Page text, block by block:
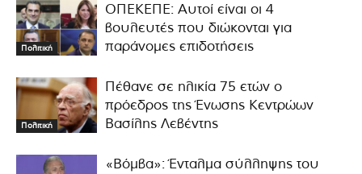
Πολιτική
ΟΠΕΚΕΠΕ: Αυτοί είναι οι 4
βουλευτές που διώκονται για
παράνομες επιδοτήσεις
Πολιτική
Πέθανε σε ηλικία 75 ετών ο
πρόεδρος της Ένωσης Κεντρώων
Βασίλης Λεβέντης
«Βόμβα»: Ένταλμα σύλληψης του